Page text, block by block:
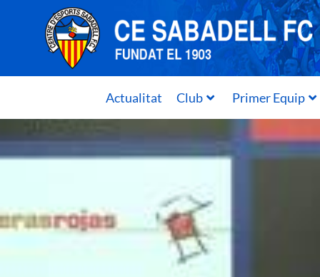
Actualitat Club Primer Equip